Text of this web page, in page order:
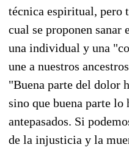
técnica espiritual, pero
cual se proponen sanar
una individual y una
une a nuestros
"Buena parte del dolor
sino que buena parte lo
antepasados. Si
de la injusticia y la